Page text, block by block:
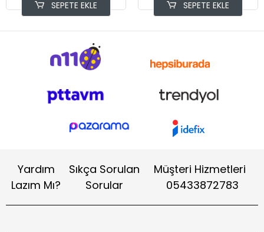
SEPETE EKLE SEPETE EKLE
Yardım
Lazım Mı?
Sıkça Sorulan
Sorular
Müşteri Hizmetleri
05433872783